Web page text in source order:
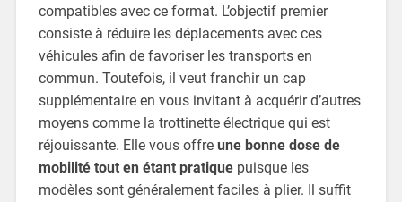
compatibles avec ce format. L’objectif premier
consiste à réduire les déplacements avec ces
véhicules afin de favoriser les transports en
commun. Toutefois, il veut franchir un cap
supplémentaire en vous invitant à acquérir d’autres
moyens comme la trottinette électrique qui est
réjouissante. Elle vous offre une bonne dose de
mobilité tout en étant pratiquepuisque les
modèles sont généralement faciles à plier. Il suffit